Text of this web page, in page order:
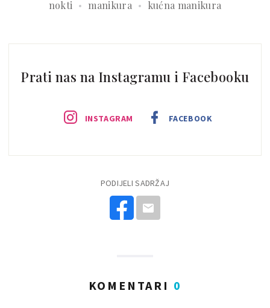
nokti manikura kućna manikura
Prati nas na Instagramu i Facebooku
INSTAGRAM FACEBOOK
PODIJELI SADRŽAJ
KOMENTARI 0